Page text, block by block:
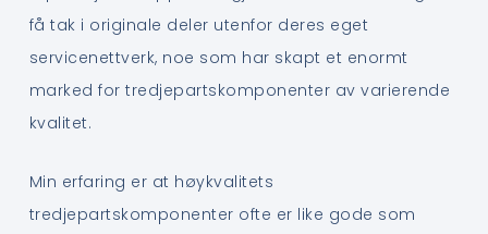
få tak i originale deler utenfor deres eget
servicenettverk, noe som har skapt et enormt
marked for tredjepartskomponenter av varierende
kvalitet.
Min erfaring er at høykvalitets
tredjepartskomponenter ofte er like gode som